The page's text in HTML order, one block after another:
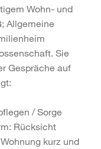
Wohn- und
Allgemeine
Sie
Gespräche auf
/ Sorge
Rücksicht
kurz und